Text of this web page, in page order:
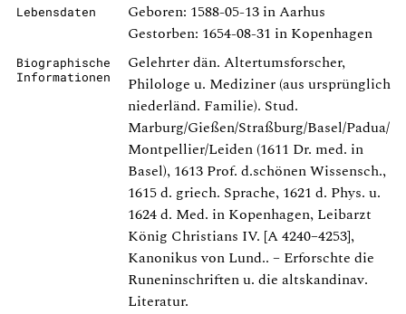
Lebensdaten
Geboren: 1588-05-13 in Aarhus
Gestorben: 1654-08-31 in Kopenhagen
Biographische
Informationen
Gelehrter dän. Altertumsforscher,
Philologe u. Mediziner (aus ursprünglich
niederländ. Familie). Stud.
Marburg/Gießen/Straßburg/Basel/Padua/
Montpellier/Leiden (1611 Dr. med. in
Basel), 1613 Prof. d.schönen Wissensch.,
1615 d. griech. Sprache, 1621 d. Phys. u.
1624 d. Med. in Kopenhagen, Leibarzt
König Christians IV. [A 4240–4253],
Kanonikus von Lund.. – Erforschte die
Runeninschriften u. die altskandinav.
Literatur.